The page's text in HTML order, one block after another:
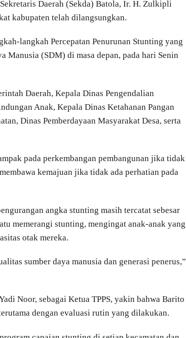
Daerah (Sekda) Batola, Ir. H. Zulkipli
kabupaten telah dilangsungkan.
langkah Percepatan Penurunan Stunting yang
Manusia (SDM) di masa depan, pada hari Senin
Daerah, Kepala Dinas Pengendalian
Anak, Kepala Dinas Ketahanan Pangan
Dinas Pemberdayaan Masyarakat Desa, serta
pada perkembangan pembangunan jika tidak
kemajuan jika tidak ada perhatian pada
angka stunting masih tercatat sebesar
memerangi stunting, mengingat anak-anak yang
otak mereka.
sumber daya manusia dan generasi penerus,”
Noor, sebagai Ketua TPPS, yakin bahwa Barito
dengan evaluasi rutin yang dilakukan.